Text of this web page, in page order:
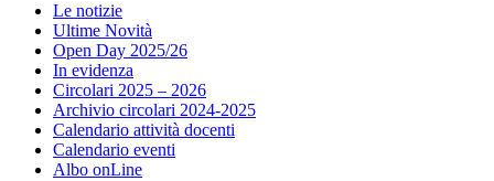
Le notizie
Ultime Novità
Open Day 2025/26
In evidenza
Circolari 2025 – 2026
Archivio circolari 2024-2025
Calendario attività docenti
Calendario eventi
Albo onLine